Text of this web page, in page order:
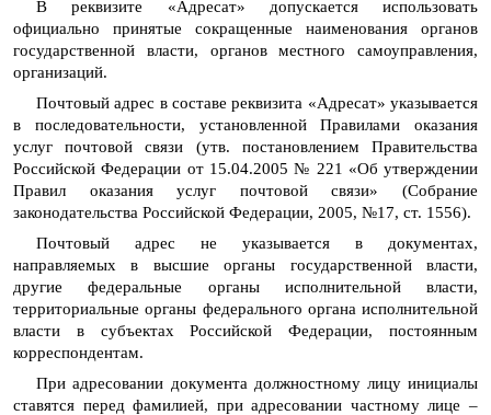
В реквизите «Адресат» допускается использовать
официально принятые сокращенные наименования органов
государственной власти, органов местного самоуправления,
организаций.
Почтовый адрес в составе реквизита «Адресат» указывается
в последовательности, установленной Правилами оказания
услуг почтовой связи (утв. постановлением Правительства
Российской Федерации от 15.04.2005 № 221 «Об утверждении
Правил оказания услуг почтовой связи» (Собрание
законодательства Российской Федерации, 2005, №17, ст. 1556).
Почтовый адрес не указывается в документах,
направляемых в высшие органы государственной власти,
другие федеральные органы исполнительной власти,
территориальные органы федерального органа исполнительной
власти в субъектах Российской Федерации, постоянным
корреспондентам.
При адресовании документа должностному лицу инициалы
ставятся перед фамилией, при адресовании частному лице –